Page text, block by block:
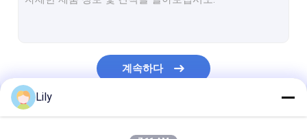
스트랩을 패키징하는 PET
계속하다
Lily